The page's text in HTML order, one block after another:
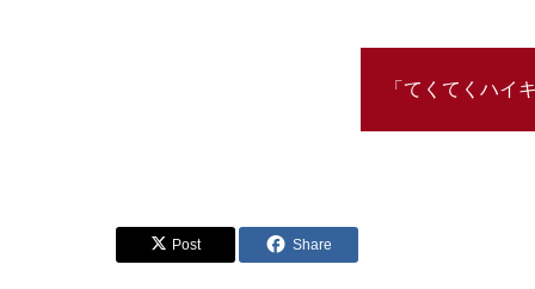
「てくてくハイ
Post Share